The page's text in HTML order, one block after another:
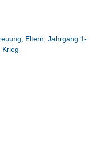
Eltern Jahrgang 1-
Krieg